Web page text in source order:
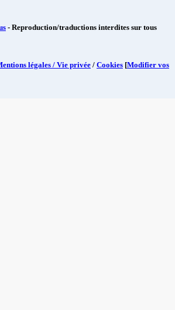
- Reproduction/traductions interdites sur tous
légales / Vie privée / Cookies [Modifier vos